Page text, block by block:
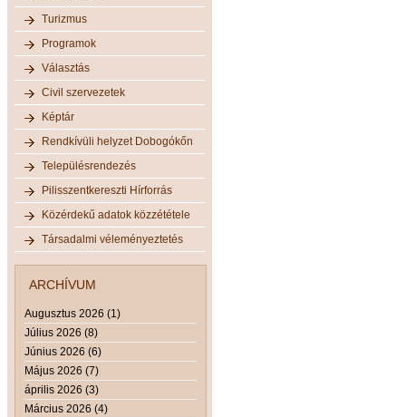
Turizmus
Programok
Választás
Civil szervezetek
Képtár
Rendkívüli helyzet Dobogókőn
Településrendezés
Pilisszentkereszti Hírforrás
Közérdekű adatok közzététele
Társadalmi véleményeztetés
ARCHÍVUM
Augusztus 2026 (1)
Július 2026 (8)
Június 2026 (6)
Május 2026 (7)
április 2026 (3)
Március 2026 (4)